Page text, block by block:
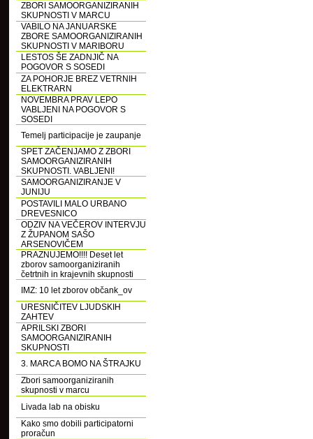
ZBORI SAMOORGANIZIRANIH
SKUPNOSTI V MARCU
VABILO NA JANUARSKE
ZBORE SAMOORGANIZIRANIH
SKUPNOSTI V MARIBORU
LESTOS ŠE ZADNJIČ NA
POGOVOR S SOSEDI
ZA POHORJE BREZ VETRNIH
ELEKTRARN
NOVEMBRA PRAV LEPO
VABLJENI NA POGOVOR S
SOSEDI
Temelj participacije je zaupanje
SPET ZAČENJAMO Z ZBORI
SAMOORGANIZIRANIH
SKUPNOSTI. VABLJENI!
SAMOORGANIZIRANJE V
JUNIJU
POSTAVILI MALO URBANO
DREVESNICO
ODZIV NA VEČEROV INTERVJU
Z ŽUPANOM SAŠO
ARSENOVIČEM
PRAZNUJEMO!!!! Deset let
zborov samoorganiziranih
četrtnih in krajevnih skupnosti
IMZ: 10 let zborov občank_ov
URESNIČITEV LJUDSKIH
ZAHTEV
APRILSKI ZBORI
SAMOORGANIZIRANIH
SKUPNOSTI
3. MARCA BOMO NA ŠTRAJKU
Zbori samoorganiziranih
skupnosti v marcu
Livada lab na obisku
Kako smo dobili participatorni
proračun